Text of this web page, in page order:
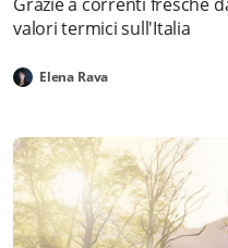
valori termici sull'Italia
Elena Rava